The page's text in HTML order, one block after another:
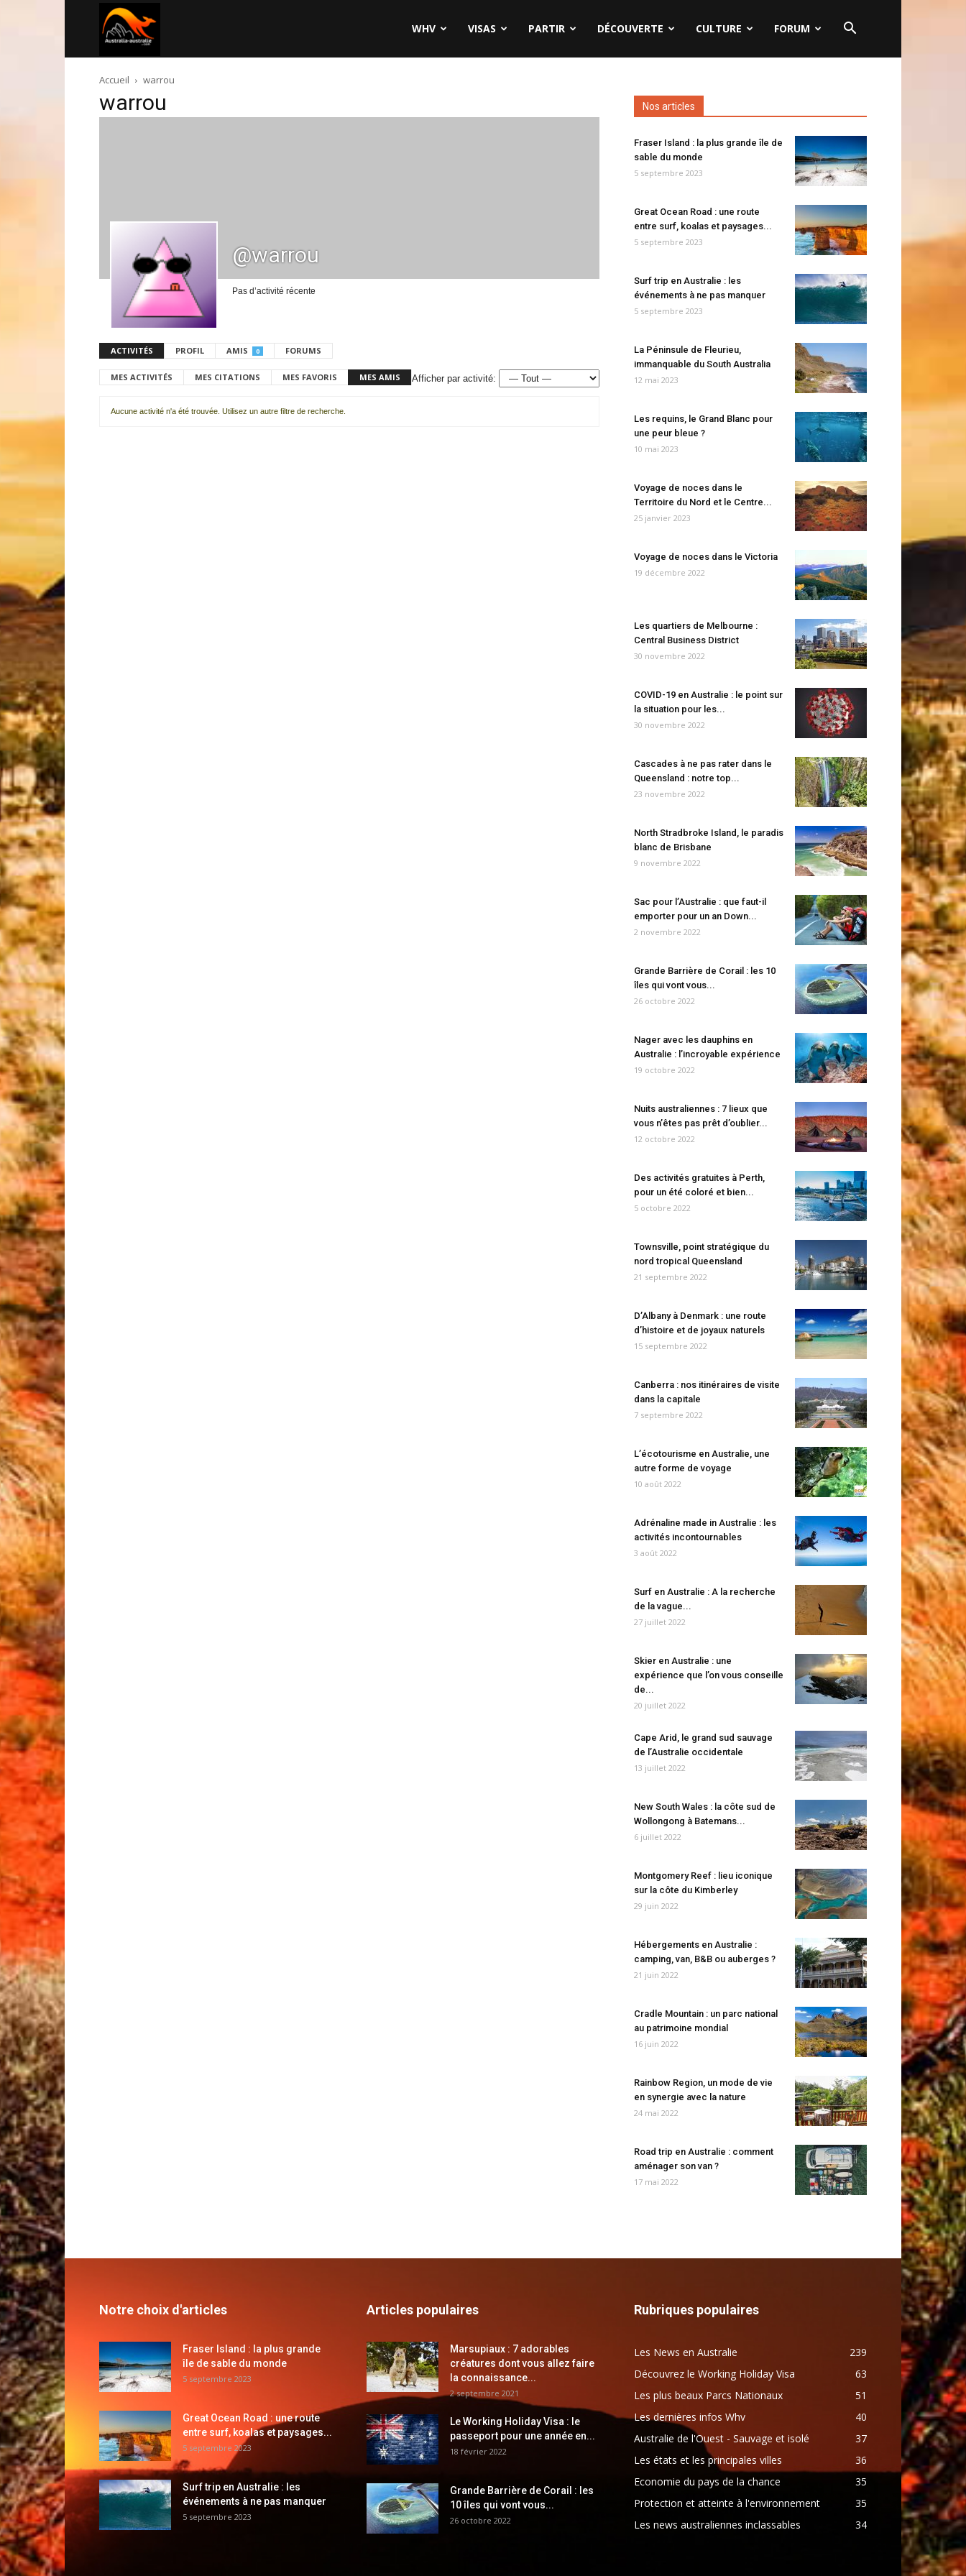
australie.com
WHV VISAS PARTIR DÉCOUVERTE CULTURE FORUM
Accueil warrou
warrou
@warrou
Pas d’activité récente
ACTIVITÉS PROFIL AMIS 0 FORUMS
MES ACTIVITÉS MES CITATIONS MES FAVORIS MES AMIS Afficher par activité:
Aucune activité n'a été trouvée. Utilisez un autre filtre de recherche.
Nos articles
Fraser Island : la plus grande île de
sable du monde
5 septembre 2023
Great Ocean Road : une route
entre surf, koalas et paysages...
5 septembre 2023
Surf trip en Australie : les
événements à ne pas manquer
5 septembre 2023
La Péninsule de Fleurieu,
immanquable du South Australia
12 mai 2023
Les requins, le Grand Blanc pour
une peur bleue ?
10 mai 2023
Voyage de noces dans le
Territoire du Nord et le Centre...
25 janvier 2023
Voyage de noces dans le Victoria
19 décembre 2022
Les quartiers de Melbourne :
Central Business District
30 novembre 2022
COVID-19 en Australie : le point sur
la situation pour les...
30 novembre 2022
Cascades à ne pas rater dans le
Queensland : notre top...
23 novembre 2022
North Stradbroke Island, le paradis
blanc de Brisbane
9 novembre 2022
Sac pour l’Australie : que faut-il
emporter pour un an Down...
2 novembre 2022
Grande Barrière de Corail : les 10
îles qui vont vous...
26 octobre 2022
Nager avec les dauphins en
Australie : l’incroyable expérience
19 octobre 2022
Nuits australiennes : 7 lieux que
vous n’êtes pas prêt d’oublier...
12 octobre 2022
Des activités gratuites à Perth,
pour un été coloré et bien...
5 octobre 2022
Townsville, point stratégique du
nord tropical Queensland
21 septembre 2022
D’Albany à Denmark : une route
d’histoire et de joyaux naturels
15 septembre 2022
Canberra : nos itinéraires de visite
dans la capitale
7 septembre 2022
L’écotourisme en Australie, une
autre forme de voyage
10 août 2022
Adrénaline made in Australie : les
activités incontournables
3 août 2022
Surf en Australie : A la recherche
de la vague...
27 juillet 2022
Skier en Australie : une
expérience que l’on vous conseille
de...
20 juillet 2022
Cape Arid, le grand sud sauvage
de l’Australie occidentale
13 juillet 2022
New South Wales : la côte sud de
Wollongong à Batemans...
6 juillet 2022
Montgomery Reef : lieu iconique
sur la côte du Kimberley
29 juin 2022
Hébergements en Australie :
camping, van, B&B ou auberges ?
21 juin 2022
Cradle Mountain : un parc national
au patrimoine mondial
16 juin 2022
Rainbow Region, un mode de vie
en synergie avec la nature
24 mai 2022
Road trip en Australie : comment
aménager son van ?
17 mai 2022
Notre choix d'articles
Fraser Island : la plus grande
île de sable du monde
5 septembre 2023
Great Ocean Road : une route
entre surf, koalas et paysages...
5 septembre 2023
Surf trip en Australie : les
événements à ne pas manquer
5 septembre 2023
Articles populaires
Marsupiaux : 7 adorables
créatures dont vous allez faire
la connaissance...
2 septembre 2021
Le Working Holiday Visa : le
passeport pour une année en...
18 février 2022
Grande Barrière de Corail : les
10 îles qui vont vous...
26 octobre 2022
Rubriques populaires
Les News en Australie
239
Découvrez le Working Holiday Visa
63
Les plus beaux Parcs Nationaux
51
Les dernières infos Whv
40
Australie de l'Ouest - Sauvage et isolé
37
Les états et les principales villes
36
Economie du pays de la chance
35
Protection et atteinte à l'environnement
35
Les news australiennes inclassables
34